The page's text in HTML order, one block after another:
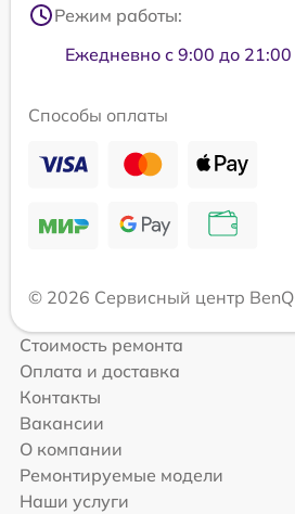
Режим работы:
Ежедневно с 9:00 до 21:00
Способы оплаты
© 2026 Сервисный центр BenQ
Стоимость ремонта
Оплата и доставка
Контакты
Вакансии
О компании
Ремонтируемые модели
Наши услуги